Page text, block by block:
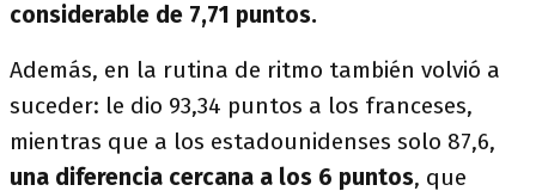
considerable de 7,71 puntos.
Además, en la rutina de ritmo también volvió a
suceder: le dio 93,34 puntos a los franceses,
mientras que a los estadounidenses solo 87,6,
una diferencia cercana a los 6 puntos, que